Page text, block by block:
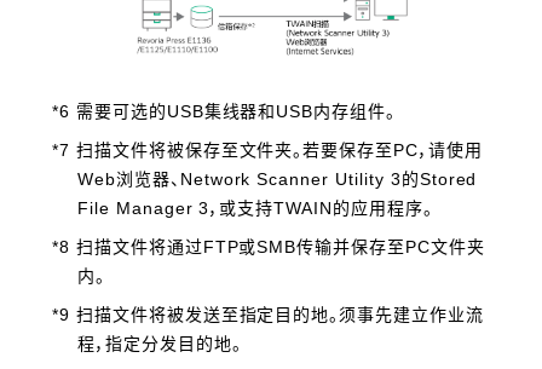
*6 需要可选的USB集线器和USB内存组件。
*7 扫描文件将被保存至文件夹。若要保存至PC，请使用
Web浏览器、Network Scanner Utility 3的Stored
File Manager 3，或支持TWAIN的应用程序。
*8 扫描文件将通过FTP或SMB传输并保存至PC文件夹
内。
*9 扫描文件将被发送至指定目的地。须事先建立作业流
程，指定分发目的地。